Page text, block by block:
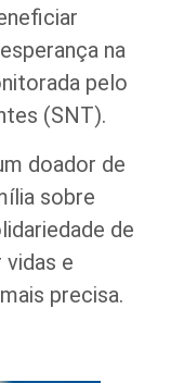
na
pelo
(SNT).
doador de
sobre
de
e
precisa.